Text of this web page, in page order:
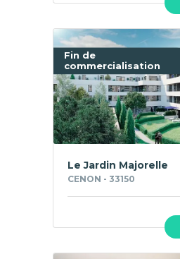
Fin de
commercialisation
Le Jardin Majorelle
CENON - 33150